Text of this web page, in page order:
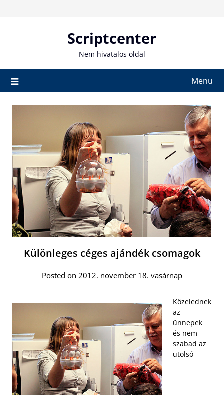
Scriptcenter
Nem hivatalos oldal
Menu
Különleges céges ajándék csomagok
Posted on 2012. november 18. vasárnap
Közelednek
az
ünnepek
és nem
szabad az
utolsó